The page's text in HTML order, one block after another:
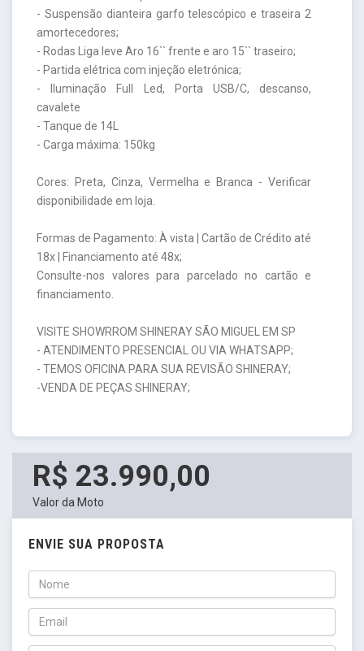
- Suspensão dianteira garfo telescópico e traseira 2
amortecedores;
- Rodas Liga leve Aro 16`` frente e aro 15`` traseiro;
- Partida elétrica com injeção eletrónica;
- Iluminação Full Led, Porta USB/C, descanso,
cavalete
- Tanque de 14L
- Carga máxima: 150kg
Cores: Preta, Cinza, Vermelha e Branca - Verificar
disponibilidade em loja.
Formas de Pagamento: À vista | Cartão de Crédito até
18x | Financiamento até 48x;
Consulte-nos valores para parcelado no cartão e
financiamento.
VISITE SHOWRROM SHINERAY SÃO MIGUEL EM SP
- ATENDIMENTO PRESENCIAL OU VIA WHATSAPP;
- TEMOS OFICINA PARA SUA REVISÃO SHINERAY;
-VENDA DE PEÇAS SHINERAY;
R$ 23.990,00
Valor da Moto
ENVIE SUA PROPOSTA